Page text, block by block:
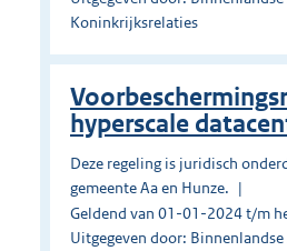
Koninkrijksrelaties
hyperscale
Deze regeling is juridisch
gemeente Aa en Hunze.
Geldend van 01-01-2024 t/m
Uitgegeven door: Binnenlandse